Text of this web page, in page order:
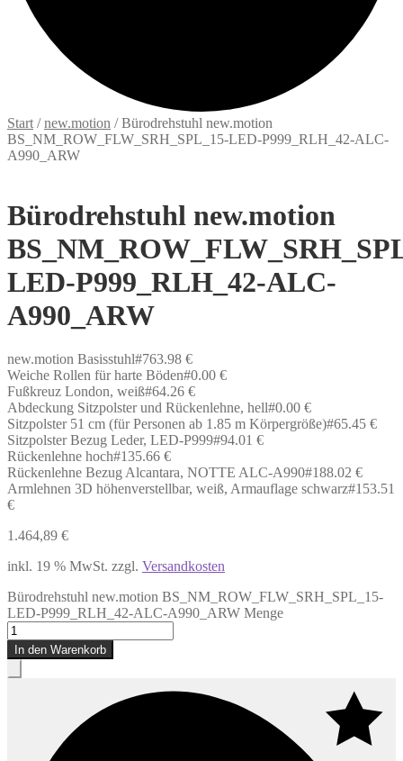
Start /new.motion /Bürodrehstuhl new.motion
BS_NM_ROW_FLW_SRH_SPL_15-LED-P999_RLH_42-ALC-
A990_ARW
Bürodrehstuhl new.motion
LED-P999_RLH_42-ALC-
A990_ARW
new.motion Basisstuhl#763.98 €
Weiche Rollen für harte Böden#0.00 €
Fußkreuz London, weiß#64.26 €
Abdeckung Sitzpolster und Rückenlehne, hell#0.00 €
Sitzpolster 51 cm (für Personen ab 1.85 m Körpergröße)#65.45 €
Sitzpolster Bezug Leder, LED-P999#94.01 €
Rückenlehne hoch#135.66 €
Rückenlehne Bezug Alcantara, NOTTE ALC-A990#188.02 €
Armlehnen 3D höhenverstellbar, weiß, Armauflage schwarz#153.51
€
1.464,89 €
inkl. 19 % MwSt. zzgl. Versandkosten
Bürodrehstuhl new.motion BS_NM_ROW_FLW_SRH_SPL_15-
LED-P999_RLH_42-ALC-A990_ARW Menge
In den Warenkorb